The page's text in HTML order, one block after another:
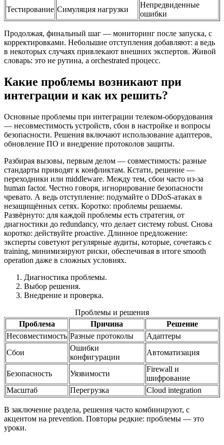
Тестирование Симуляция нагрузки
Непредвиденные
ошибки
Продолжая, финальный шаг — мониторинг после запуска, с
корректировками. Небольшие отступления добавляют: а ведь
в некоторых случаях привлекают внешних экспертов. Живой
словарь: это не рутина, а orchestrated процесс.
Какие проблемы возникают при
интеграции и как их решить?
Основные проблемы при интеграции телеком-оборудования
— несовместимость устройств, сбои в настройке и вопросы
безопасности. Решения включают использование адаптеров,
обновление ПО и внедрение протоколов защиты.
Разбирая вызовы, первым делом — совместимость: разные
стандарты приводят к конфликтам. Кстати, решение —
переходники или middleware. Между тем, сбои часто из-за
human factor. Честно говоря, игнорирование безопасности
чревато. А ведь отступление: подумайте о DDoS-атаках в
незащищённых сетях. Коротко: проблемы решаемы.
Развёрнуто: для каждой проблемы есть стратегия, от
диагностики до redundancy, что делает систему robust. Снова
коротко: действуйте proactive. Длинное предложение:
эксперты советуют регулярные аудиты, которые, сочетаясь с
training, минимизируют риски, обеспечивая в итоге smooth
operation даже в сложных условиях.
Диагностика проблемы.
Выбор решения.
Внедрение и проверка.
Проблемы и решения
Проблема
Причина
Решение
Несовместимость Разные протоколы
Адаптеры
Сбои
Ошибки
конфигурации
Автоматизация
Безопасность Уязвимости
Firewall и
шифрование
Масштаб
Перегрузка Cloud integration
В заключение раздела, решения часто комбинируют, с
акцентом на prevention. Повторы редкие: проблемы — это
уроки.